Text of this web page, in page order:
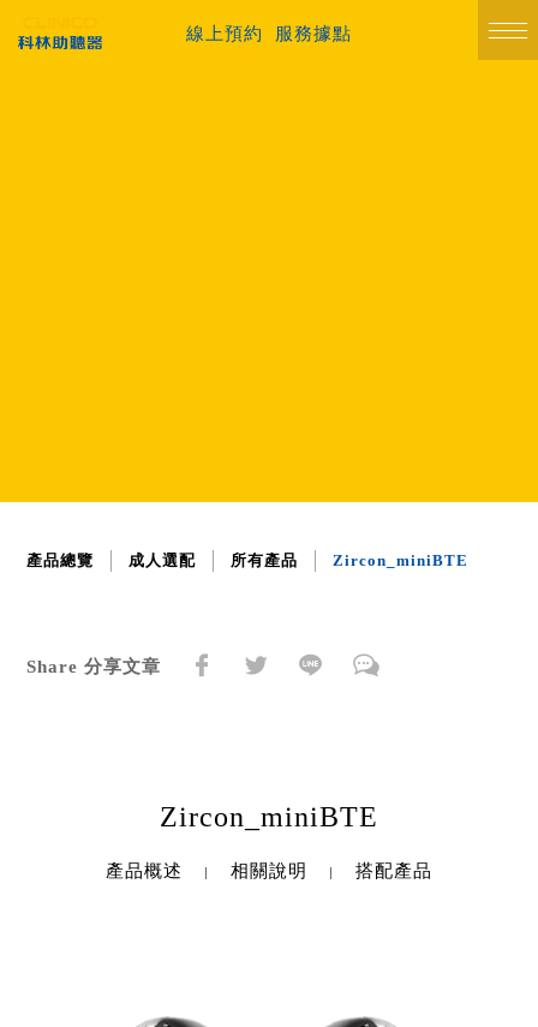
線上預約 服務據點
產品總覽 成人選配 所有產品 Zircon_miniBTE
Share 分享文章
Zircon_miniBTE
產品概述 相關說明 搭配產品